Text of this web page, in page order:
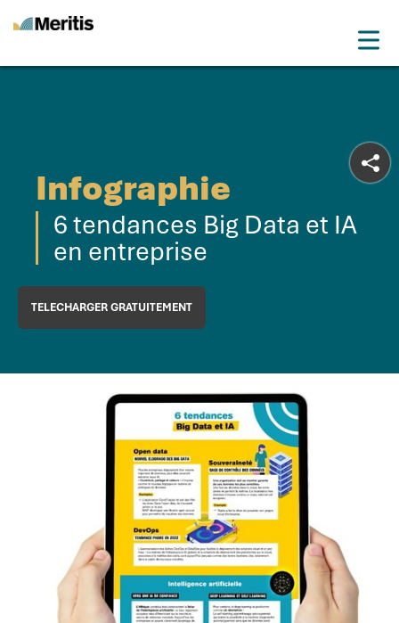
Infographie
6 tendances Big Data et IA
en entreprise
TELECHARGER GRATUITEMENT